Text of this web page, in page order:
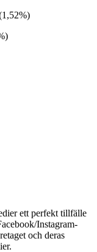
ett perfekt tillfälle
Instagram-
och deras